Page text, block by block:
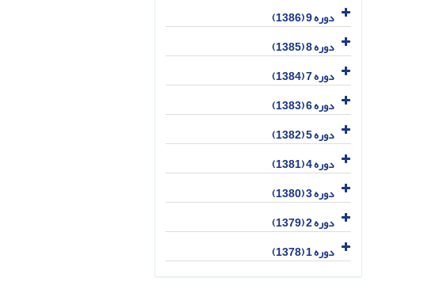
دوره 9 (1386)
دوره 8 (1385)
دوره 7 (1384)
دوره 6 (1383)
دوره 5 (1382)
دوره 4 (1381)
دوره 3 (1380)
دوره 2 (1379)
دوره 1 (1378)